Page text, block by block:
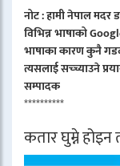
नोट : हामी नेपाल मदर
विभिन्न भाषाको
भाषाका कारण कुनै
त्यसलाई सच्च्याउने
सम्पादक
**********
कतार घुम्ने होइन